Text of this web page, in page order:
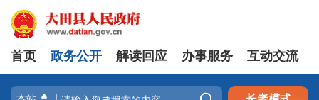
首页 政务公开 解读回应 办事服务 互动交流